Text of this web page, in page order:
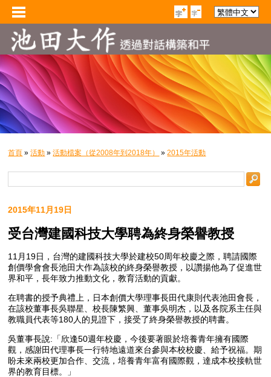
首頁 »活動 »活動檔案（從2008年到2018年） »2015年活動
2015年11月19日
受台灣建國科技大學聘為終身榮譽教授
11月19日，台灣的建國科技大學於建校50周年校慶之際，聘請國際
創價學會會長池田大作為該校的終身榮譽教授，以讚揚他為了促進世
界和平，長年致力推動文化，教育活動的貢獻。
在聘書的授予典禮上，日本創價大學理事長田代康則代表池田會長，
在該校董事長吳聯星、校長陳繁興、董事吳明杰，以及各院系主任與
教職員代表等180人的見證下，接受了終身榮譽教授的聘書。
吳董事長說:「欣逢50週年校慶，今後要著眼於培養青年擁有國際
觀，感謝田代理事長一行特地遠道來台參與本校校慶、給予祝福。期
盼未來兩校更加合作、交流，培養青年富有國際觀，達成本校接軌世
界的教育目標。」